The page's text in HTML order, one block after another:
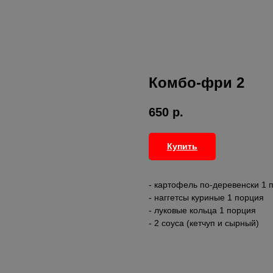
Комбо-фри 2
650 р.
Купить
- картофель по-деревенски 1
- наггетсы куриные 1 порция
- луковые кольца 1 порция
- 2 соуса (кетчуп и сырный)